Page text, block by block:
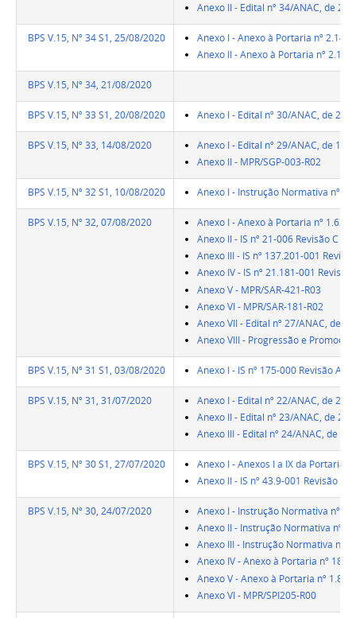
Anexo II - Edital nº 34/ANAC, de 27
BPS V.15, Nº 34 S1, 25/08/2020
Anexo I - Anexo à Portaria nº
Anexo II - Anexo à Portaria nº
BPS V.15, Nº 34, 21/08/2020
BPS V.15, Nº 33 S1, 20/08/2020 Anexo I - Edital nº 30/ANAC, de 20
BPS V.15, Nº 33, 14/08/2020
Anexo I - Edital nº 29/ANAC, de 12
Anexo II - MPR/SGP-003-R02
BPS V.15, Nº 32 S1, 10/08/2020 Anexo I - Instrução Normativa nº
BPS V.15, Nº 32, 07/08/2020
Anexo I - Anexo à Portaria nº
Anexo II - IS nº 21-006 Revisão C
Anexo III - IS nº 137.201-001
Anexo IV - IS nº 21.181-001 Revisão
Anexo V - MPR/SAR-421-R03
Anexo VI - MPR/SAR-181-R02
Anexo VII - Edital nº 27/ANAC, de 5
Anexo VIII - Progressão e
BPS V.15, Nº 31 S1, 03/08/2020 Anexo I - IS nº 175-000 Revisão A
BPS V.15, Nº 31, 31/07/2020
Anexo I - Edital nº 22/ANAC, de 29
Anexo II - Edital nº 23/ANAC, de 29
Anexo III - Edital nº 24/ANAC, de
BPS V.15, Nº 30 S1, 27/07/2020
Anexo I - Anexos I a IX da Portaria
Anexo II - IS nº 43.9-001 Revisão B
BPS V.15, Nº 30, 24/07/2020
Anexo I - Instrução Normativa nº
Anexo II - Instrução Normativa nº
Anexo III - Instrução Normativa nº
Anexo IV - Anexo à Portaria nº
Anexo V - Anexo à Portaria nº
Anexo VI - MPR/SPI205-R00